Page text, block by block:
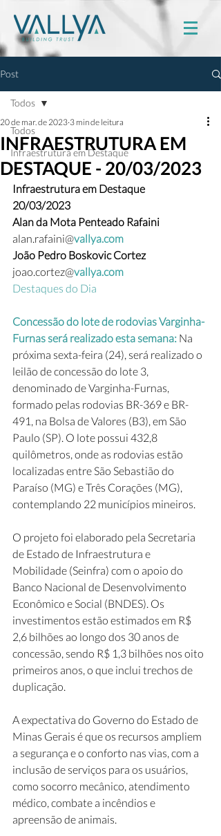
Post
Todos
Infraestrutura em Destaque
Todos
INFRAESTRUTURA EM
DESTAQUE - 20/03/2023
20 de mar. de 2023 3 min de leitura
Infraestrutura em Destaque
20/03/2023
Alan da Mota Penteado Rafaini
alan.rafaini@vallya.com
João Pedro Boskovic Cortez
joao.cortez@vallya.com
Destaques do Dia
Concessão do lote de rodovias Varginha-
Furnas será realizado esta semana: Na
próxima sexta-feira (24), será realizado o
leilão de concessão do lote 3,
denominado de Varginha-Furnas,
formado pelas rodovias BR-369 e BR-
491, na Bolsa de Valores (B3), em São
Paulo (SP). O lote possui 432,8
quilômetros, onde as rodovias estão
localizadas entre São Sebastião do
Paraíso (MG) e Três Corações (MG),
contemplando 22 municípios mineiros.
O projeto foi elaborado pela Secretaria
de Estado de Infraestrutura e
Mobilidade (Seinfra) com o apoio do
Banco Nacional de Desenvolvimento
Econômico e Social (BNDES). Os
investimentos estão estimados em R$
2,6 bilhões ao longo dos 30 anos de
concessão, sendo R$ 1,3 bilhões nos oito
primeiros anos, o que inclui trechos de
duplicação.
A expectativa do Governo do Estado de
Minas Gerais é que os recursos ampliem
a segurança e o conforto nas vias, com a
inclusão de serviços para os usuários,
como socorro mecânico, atendimento
médico, combate a incêndios e
apreensão de animais.